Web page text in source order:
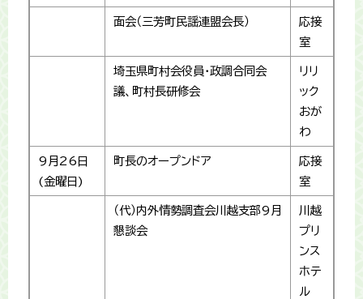
面会（三芳町民謡連盟会長）
応接
室
埼玉県町村会役員・政調合同会
議、町村長研修会
リリ
ック
おが
わ
9月26日
(金曜日)
町長のオープンドア
応接
室
（代）内外情勢調査会川越支部9月
懇談会
川越
プリ
ンス
ホテ
ル